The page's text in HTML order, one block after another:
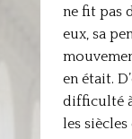
ne fit pas
eux, sa
en était.
difficulté
les siècles